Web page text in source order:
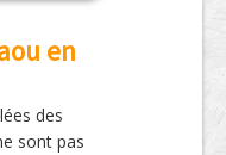
en
des
sont pas